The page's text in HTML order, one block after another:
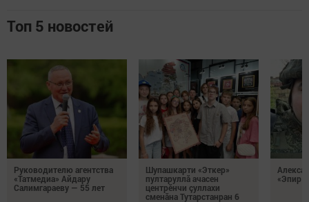
Топ 5 новостей
Руководителю агентства
«Татмедиа» Айдару
Салимгараеву — 55 лет
Шупашкарти «Эткер»
пултаруллă ачасен
центрӗнчи çуллахи
сменăна Тутарстанран 6
«Эпир